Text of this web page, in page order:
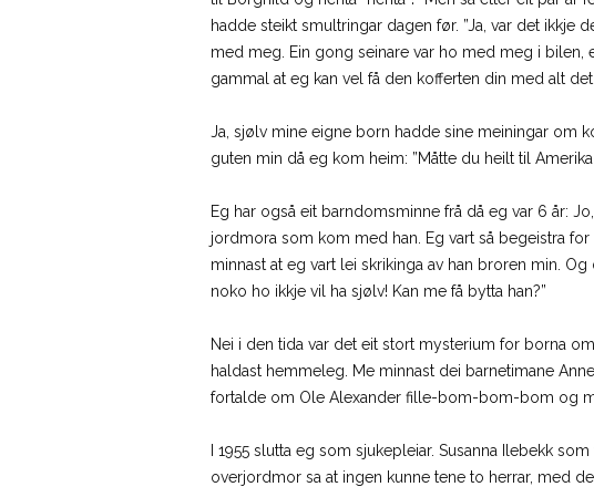
hadde steikt smultringar dagen før. ”Ja, var det ikkje
med meg. Ein gong seinare var ho med meg i
gammal at eg kan vel få den kofferten din med alt
Ja, sjølv mine eigne born hadde sine meiningar om
guten min då eg kom heim: ”Måtte du heilt til
Eg har også eit barndomsminne frå då eg var 6 år:
jordmora som kom med han. Eg vart så begeistra
minnast at eg vart lei skrikinga av han broren min.
noko ho ikkje vil ha sjølv! Kan me få bytta han?”
Nei i den tida var det eit stort mysterium for borna
haldast hemmeleg. Me minnast dei barnetimane
fortalde om Ole Alexander fille-bom-bom-bom og
I 1955 slutta eg som sjukepleiar. Susanna Ilebekk
overjordmor sa at ingen kunne tene to herrar, med